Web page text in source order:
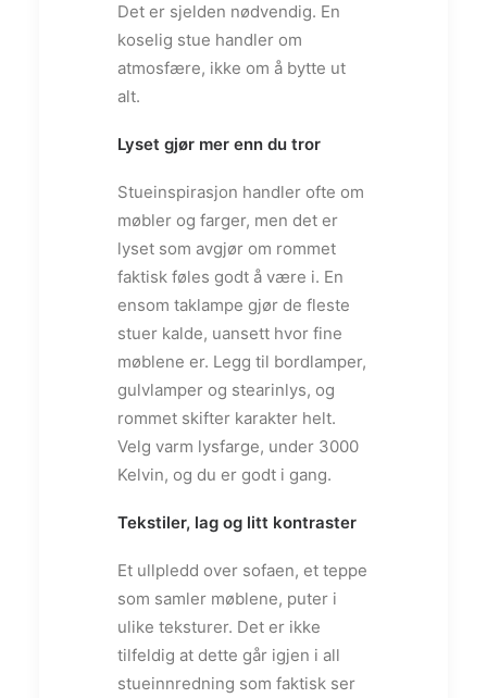
Det er sjelden nødvendig. En
koselig stue handler om
atmosfære, ikke om å bytte ut
alt.
Lyset gjør mer enn du tror
Stueinspirasjon handler ofte om
møbler og farger, men det er
lyset som avgjør om rommet
faktisk føles godt å være i. En
ensom taklampe gjør de fleste
stuer kalde, uansett hvor fine
møblene er. Legg til bordlamper,
gulvlamper og stearinlys, og
rommet skifter karakter helt.
Velg varm lysfarge, under 3000
Kelvin, og du er godt i gang.
Tekstiler, lag og litt kontraster
Et ullpledd over sofaen, et teppe
som samler møblene, puter i
ulike teksturer. Det er ikke
tilfeldig at dette går igjen i all
stueinnredning som faktisk ser